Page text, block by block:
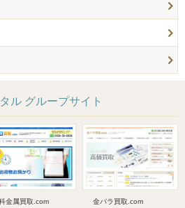
ル グループサイト
金属買取.com 金パラ買取.com